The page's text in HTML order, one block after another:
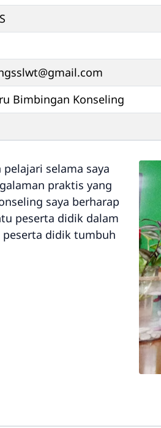
Bimbingan Konseling
selama saya
praktis yang
saya berharap
peserta didik dalam
didik tumbuh